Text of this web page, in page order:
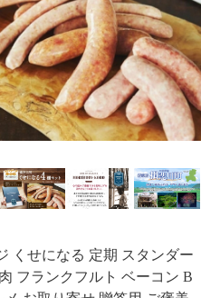
くせになる 定期 スタンダー
フランクフルト ベーコン B